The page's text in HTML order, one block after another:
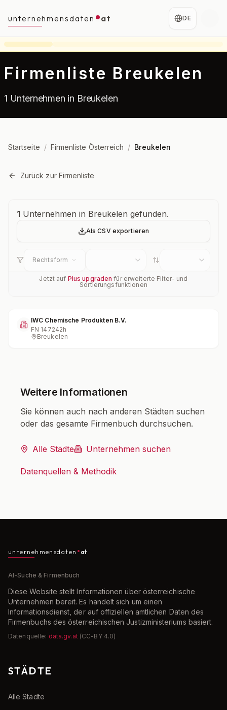
unternehmensdaten at DE
Firmenliste Breukelen
1 Unternehmen in Breukelen
Startseite / Firmenliste Österreich / Breukelen
Zurück zur Firmenliste
Unternehmensübersicht
1 Unternehmen in Breukelen gefunden.
Als CSV exportieren
Rechtsform
Jetzt auf Plus upgraden für erweiterte Filter- und
Sortierungsfunktionen
IWC Chemische Produkten B.V.
FN 147242h
Breukelen
Weitere Informationen
Sie können auch nach anderen Städten suchen
oder das gesamte Firmenbuch durchsuchen.
Alle Städte Unternehmen suchen
Datenquellen & Methodik
unternehmensdaten at
AI-Suche & Firmenbuch
Diese Website stellt Informationen über österreichische
Unternehmen bereit. Es handelt sich um einen
Informationsdienst, der auf offiziellen amtlichen Daten des
Firmenbuchs des österreichischen Justizministeriums basiert.
Datenquelle: data.gv.at (CC-BY 4.0)
STÄDTE
Alle Städte